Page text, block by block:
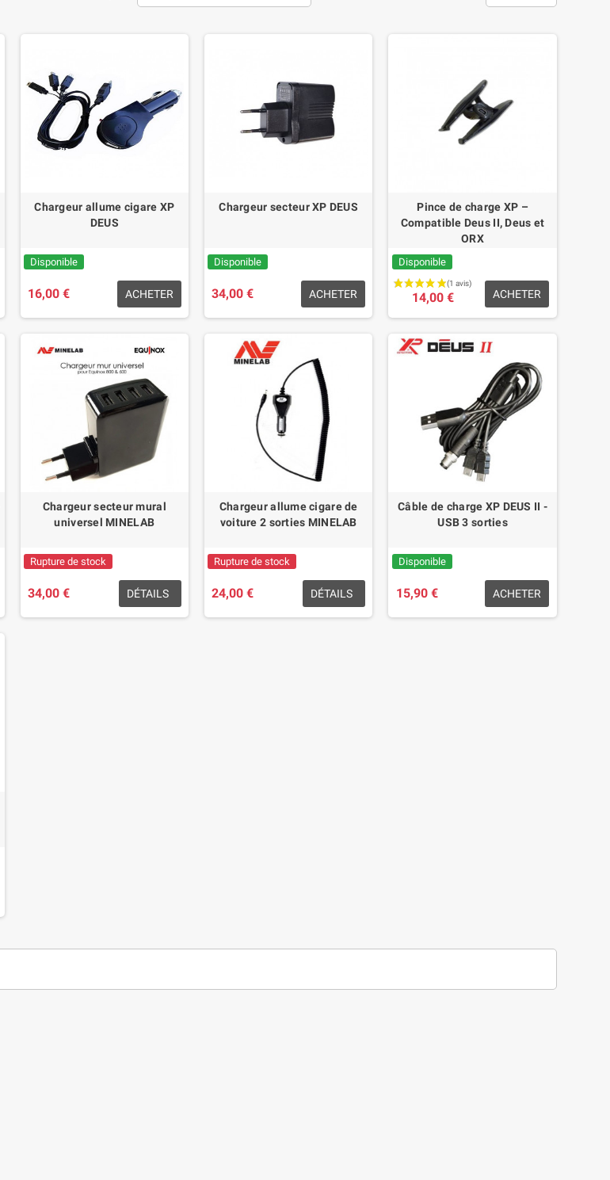
Chargeur allume cigare XP
DEUS
Disponible
16,00 € ACHETER
Chargeur secteur XP DEUS
Disponible
34,00 € ACHETER
Pince de charge XP –
Compatible Deus II, Deus et
ORX
Disponible
14,00 € ACHETER
Chargeur secteur mural
universel MINELAB
Rupture de stock
34,00 € DÉTAILS
Chargeur allume cigare de
voiture 2 sorties MINELAB
Rupture de stock
24,00 € DÉTAILS
Câble de charge XP DEUS II -
USB 3 sorties
Disponible
15,90 € ACHETER